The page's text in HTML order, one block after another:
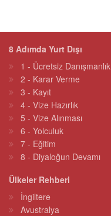
8 Adımda Yurt Dışı
1 - Ücretsiz Danışmanlık
2 - Karar Verme
3 - Kayıt
4 - Vize Hazırlık
5 - Vize Alınması
6 - Yolculuk
7 - Eğitim
8 - Diyaloğun Devamı
Ülkeler Rehberi
İngiltere
Avustralya